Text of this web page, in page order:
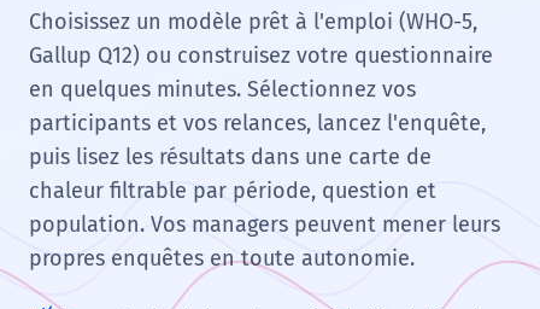
Choisissez un modèle prêt à l'emploi (WHO-5,
Gallup Q12) ou construisez votre questionnaire
en quelques minutes. Sélectionnez vos
participants et vos relances, lancez l'enquête,
puis lisez les résultats dans une carte de
chaleur filtrable par période, question et
population. Vos managers peuvent mener leurs
propres enquêtes en toute autonomie.